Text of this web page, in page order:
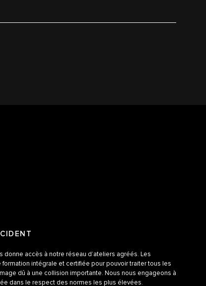
donne accès à notre réseau d’ateliers agréés. Les
intégrale et certifiée pour pouvoir traiter tous les
dû à une collision importante. Nous nous engageons à
dans le respect des normes les plus élevées.